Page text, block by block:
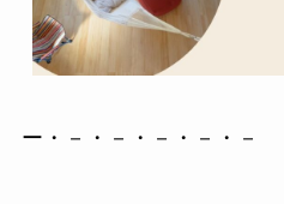
ー・－・－・－・－・－